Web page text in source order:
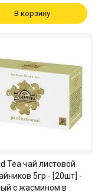
В корзину
Tea чай листовой
5гр - [20шт] -
с жасмином в